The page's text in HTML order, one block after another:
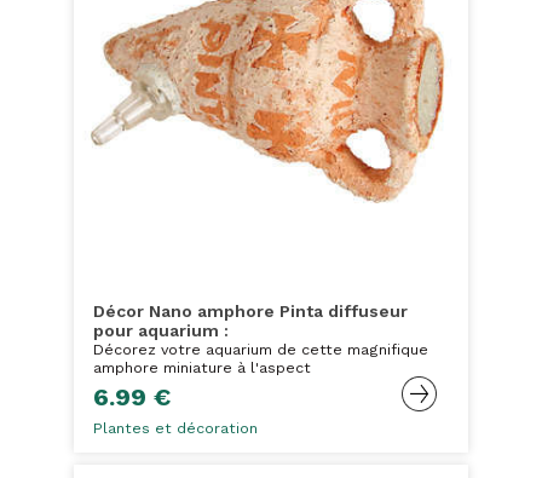
Décor Nano amphore Pinta diffuseur
pour aquarium :
Décorez votre aquarium de cette magnifique
amphore miniature à l'aspect
6.99 €
Plantes et décoration